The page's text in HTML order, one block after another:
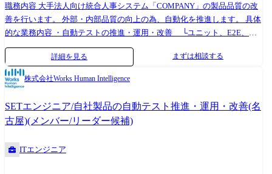
る高い認識性能を実現しつつ、高精度な物体の位置・速度を測ることが
でき、多様な検知情報を組み合わせることで、高度な運転支援機能を実
現する事が出来ます。これらの一部を(画像認識)ソフトウェアにて実現し
ています。 【変更の範囲】 会社の定める業務(※) (※)業務の都合によっ
ては会社外の職務に従事するため出向又は転属を命じることがありま
す。
職務内容 大手法人向け統合人事システム「COMPANY」の製品品質の改
善を行います。 外部・内部品質の向上の為、自動化を推進します。 具体
的な業務内容 ・自動テストの推進・運用・改善 └ユニット、E2E、パ
フォーマンスなど ・自動テスト環境の構築・運用 ・コード品質改善ツー
ルの推進・運用・改善 └静的解析(SonarQube)、Linter、フォーマッタ
ーなど ・テスト設計、マニュアル作成支援 ・品質改善計画の策定・実行
・開発、QA、DevOpsチームとの連携 SETとQAの違い どちらもソフトウ
ェアの品質を向上させる役割を担う職種ですが、 SETはソフトウェアテ
ストの自動化を担当するエンジニアであり、 QAはソフトウェアの品質管
理全般を担当する職種です。 配属組織 2025年1月現在 製品開発部門 約
(マネジャークラス平均38歳) 貸与PC 22年にハイスペックPCへの切り替
詳細を見る まずは相談する
株式会社Works Human Intelligence
SETエンジニア/自社製品の自動テスト推進・運用・改善(名
古屋)(メンバー/リーダー候補)
ITエンジニア